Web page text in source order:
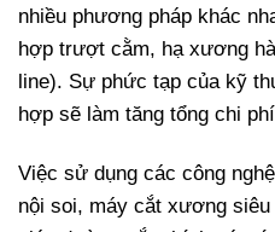
nhiều phương pháp khác
hợp trượt cằm, hạ xương
line). Sự phức tạp của kỹ
hợp sẽ làm tăng tổng chi
Việc sử dụng các công
nội soi, máy cắt xương